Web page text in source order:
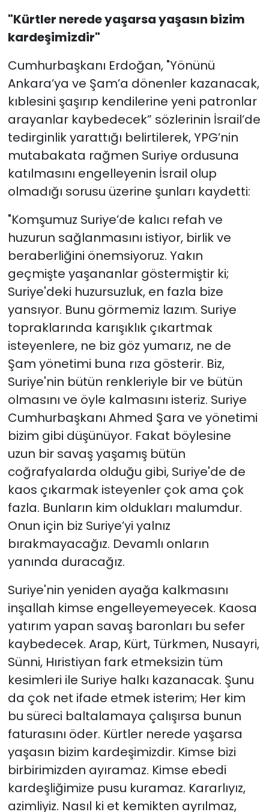
"Kürtler nerede yaşarsa yaşasın bizim
kardeşimizdir"
Cumhurbaşkanı Erdoğan, "Yönünü
Ankara’ya ve Şam’a dönenler kazanacak,
kıblesini şaşırıp kendilerine yeni patronlar
arayanlar kaybedecek” sözlerinin İsrail’de
tedirginlik yarattığı belirtilerek, YPG’nin
mutabakata rağmen Suriye ordusuna
katılmasını engelleyenin İsrail olup
olmadığı sorusu üzerine şunları kaydetti:
"Komşumuz Suriye’de kalıcı refah ve
huzurun sağlanmasını istiyor, birlik ve
beraberliğini önemsiyoruz. Yakın
geçmişte yaşananlar göstermiştir ki;
Suriye'deki huzursuzluk, en fazla bize
yansıyor. Bunu görmemiz lazım. Suriye
topraklarında karışıklık çıkartmak
isteyenlere, ne biz göz yumarız, ne de
Şam yönetimi buna rıza gösterir. Biz,
Suriye'nin bütün renkleriyle bir ve bütün
olmasını ve öyle kalmasını isteriz. Suriye
Cumhurbaşkanı Ahmed Şara ve yönetimi
bizim gibi düşünüyor. Fakat böylesine
uzun bir savaş yaşamış bütün
coğrafyalarda olduğu gibi, Suriye'de de
kaos çıkarmak isteyenler çok ama çok
fazla. Bunların kim oldukları malumdur.
Onun için biz Suriye’yi yalnız
bırakmayacağız. Devamlı onların
yanında duracağız.
Suriye'nin yeniden ayağa kalkmasını
inşallah kimse engelleyemeyecek. Kaosa
yatırım yapan savaş baronları bu sefer
kaybedecek. Arap, Kürt, Türkmen, Nusayri,
Sünni, Hıristiyan fark etmeksizin tüm
kesimleri ile Suriye halkı kazanacak. Şunu
da çok net ifade etmek isterim; Her kim
bu süreci baltalamaya çalışırsa bunun
faturasını öder. Kürtler nerede yaşarsa
yaşasın bizim kardeşimizdir. Kimse bizi
birbirimizden ayıramaz. Kimse ebedi
kardeşliğimize pusu kuramaz. Kararlıyız,
azimliyiz. Nasıl ki et kemikten ayrılmaz,